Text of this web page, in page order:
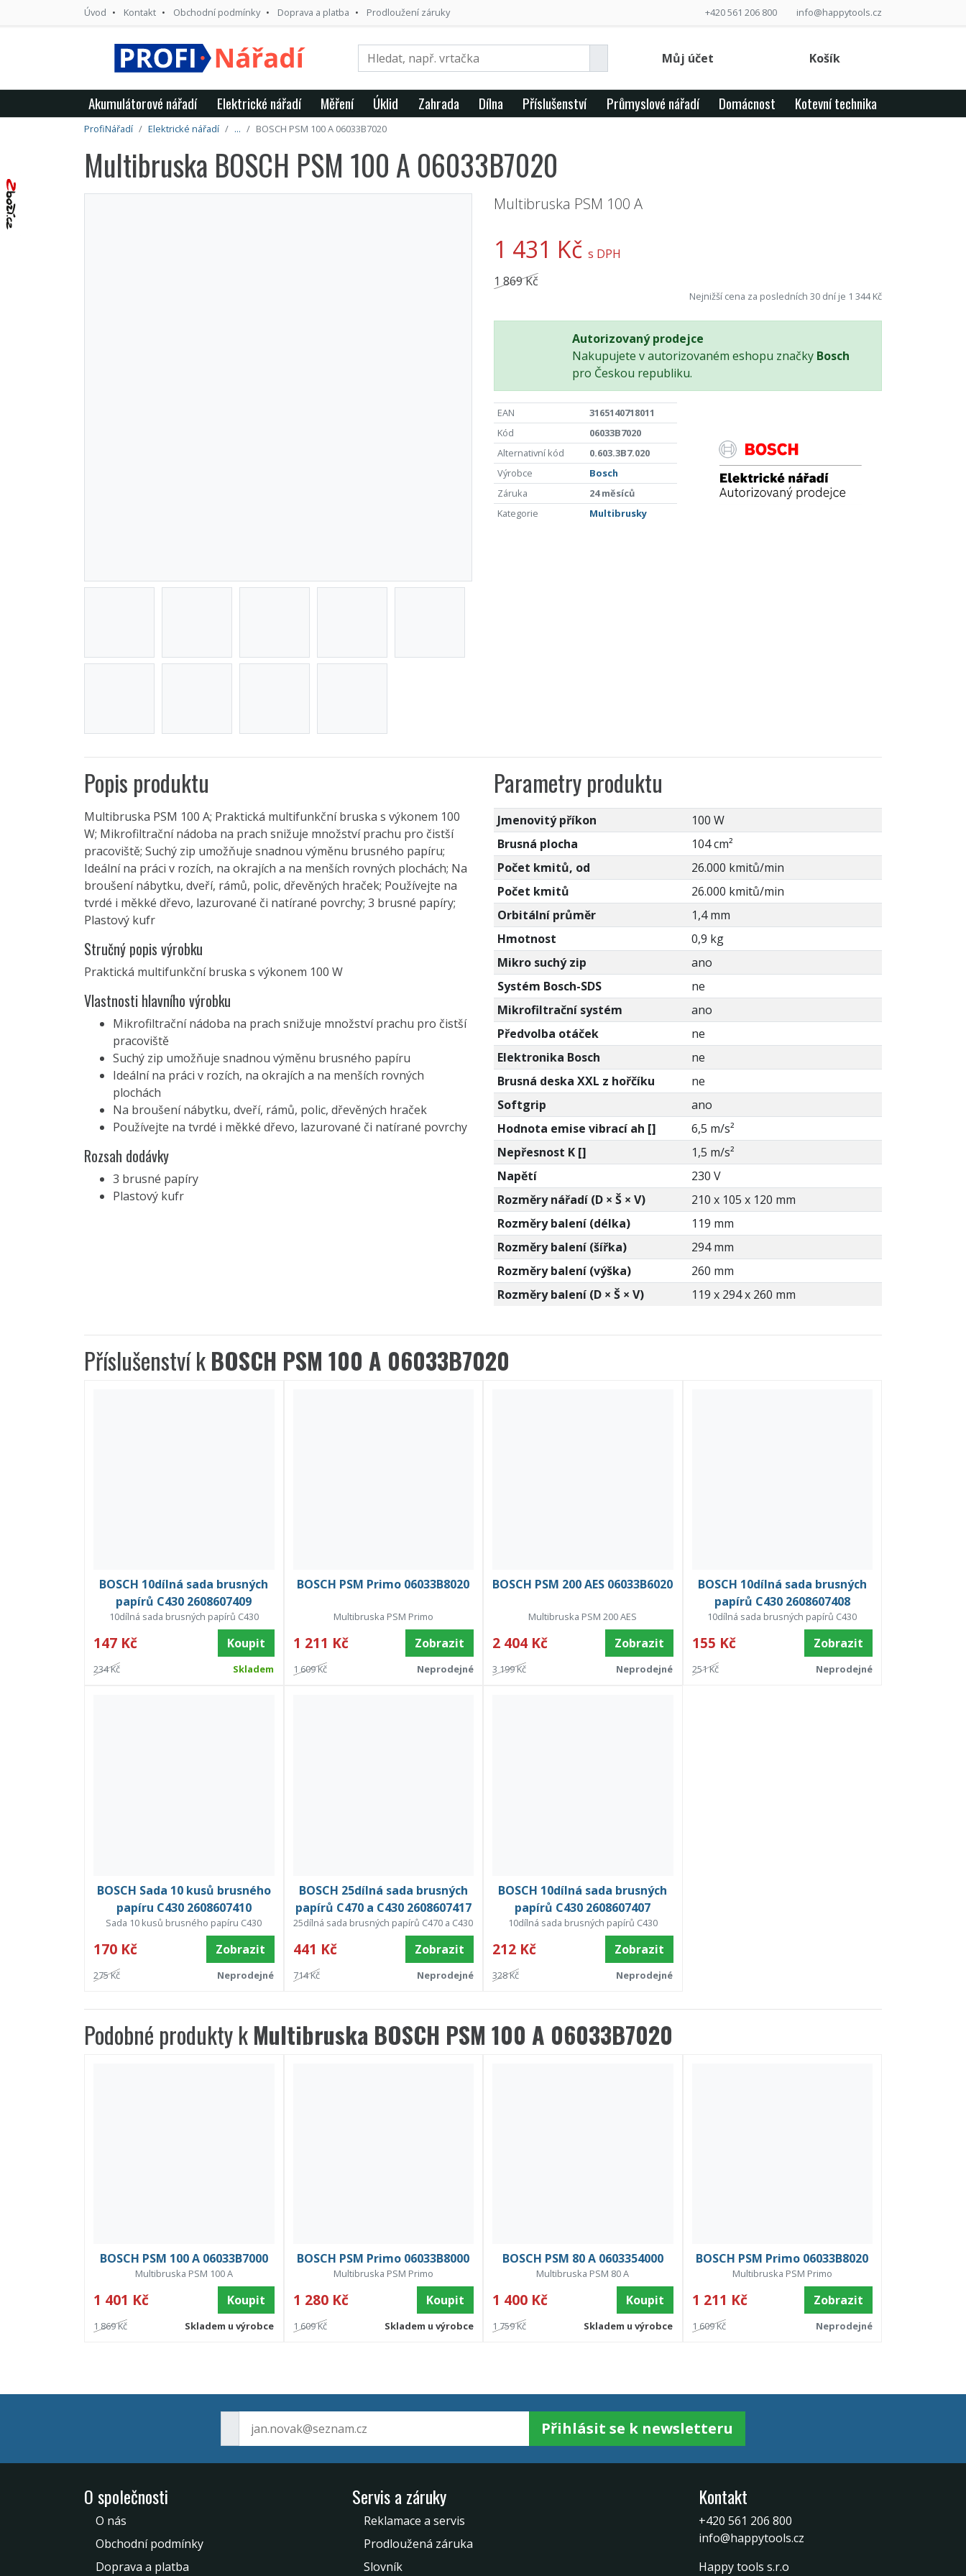
Úvod Kontakt Obchodní podmínky Doprava a platba Prodloužení záruky +420 561 206 800 info@happytools.cz
Můj účet Košík
Akumulátorové nářadí Elektrické nářadí Měření Úklid Zahrada Dílna Příslušenství Průmyslové nářadí Domácnost Kotevní technika
ProfiNářadí Elektrické nářadí ... BOSCH PSM 100 A 06033B7020
Multibruska BOSCH PSM 100 A 06033B7020
Multibruska PSM 100 A
1 431 Kč s DPH
1 869 Kč
Nejnižší cena za posledních 30 dní je 1 344 Kč
Autorizovaný prodejce
Nakupujete v autorizovaném eshopu značky Bosch
pro Českou republiku.
EAN
3165140718011
Kód
06033B7020
Alternativní kód
0.603.3B7.020
Výrobce
Bosch
Záruka
24 měsíců
Kategorie
Multibrusky
Popis produktu
Multibruska PSM 100 A; Praktická multifunkční bruska s výkonem 100
W; Mikrofiltrační nádoba na prach snižuje množství prachu pro čistší
pracoviště; Suchý zip umožňuje snadnou výměnu brusného papíru;
Ideální na práci v rozích, na okrajích a na menších rovných plochách; Na
broušení nábytku, dveří, rámů, polic, dřevěných hraček; Používejte na
tvrdé i měkké dřevo, lazurované či natírané povrchy; 3 brusné papíry;
Plastový kufr
Stručný popis výrobku
Praktická multifunkční bruska s výkonem 100 W
Vlastnosti hlavního výrobku
Mikrofiltrační nádoba na prach snižuje množství prachu pro čistší
pracoviště
Suchý zip umožňuje snadnou výměnu brusného papíru
Ideální na práci v rozích, na okrajích a na menších rovných
plochách
Na broušení nábytku, dveří, rámů, polic, dřevěných hraček
Používejte na tvrdé i měkké dřevo, lazurované či natírané povrchy
Rozsah dodávky
3 brusné papíry
Plastový kufr
Parametry produktu
Jmenovitý příkon
100 W
Brusná plocha
104 cm²
Počet kmitů, od
26.000 kmitů/min
Počet kmitů
26.000 kmitů/min
Orbitální průměr
1,4 mm
Hmotnost
0,9 kg
Mikro suchý zip
ano
Systém Bosch-SDS
ne
Mikrofiltrační systém
ano
Předvolba otáček
ne
Elektronika Bosch
ne
Brusná deska XXL z hořčíku
ne
Softgrip
ano
Hodnota emise vibrací ah []
6,5 m/s²
Nepřesnost K []
1,5 m/s²
Napětí
230 V
Rozměry nářadí (D × Š × V)
210 x 105 x 120 mm
Rozměry balení (délka)
119 mm
Rozměry balení (šířka)
294 mm
Rozměry balení (výška)
260 mm
Rozměry balení (D × Š × V)
119 x 294 x 260 mm
Příslušenství kBOSCH PSM 100 A 06033B7020
BOSCH 10dílná sada brusných
papírů C430 2608607409
10dílná sada brusných papírů C430
147 Kč Koupit
234 Kč Skladem
BOSCH PSM Primo 06033B8020
Multibruska PSM Primo
1 211 Kč Zobrazit
1 609 Kč Neprodejné
BOSCH PSM 200 AES 06033B6020
Multibruska PSM 200 AES
2 404 Kč Zobrazit
3 199 Kč Neprodejné
BOSCH 10dílná sada brusných
papírů C430 2608607408
10dílná sada brusných papírů C430
155 Kč Zobrazit
251 Kč Neprodejné
BOSCH Sada 10 kusů brusného
papíru C430 2608607410
Sada 10 kusů brusného papíru C430
170 Kč Zobrazit
275 Kč Neprodejné
BOSCH 25dílná sada brusných
papírů C470 a C430 2608607417
25dílná sada brusných papírů C470 a C430
441 Kč Zobrazit
714 Kč Neprodejné
BOSCH 10dílná sada brusných
papírů C430 2608607407
10dílná sada brusných papírů C430
212 Kč Zobrazit
328 Kč Neprodejné
Podobné produkty kMultibruska BOSCH PSM 100 A 06033B7020
BOSCH PSM 100 A 06033B7000
Multibruska PSM 100 A
1 401 Kč Koupit
1 869 Kč Skladem u výrobce
BOSCH PSM Primo 06033B8000
Multibruska PSM Primo
1 280 Kč Koupit
1 609 Kč Skladem u výrobce
BOSCH PSM 80 A 0603354000
Multibruska PSM 80 A
1 400 Kč Koupit
1 759 Kč Skladem u výrobce
BOSCH PSM Primo 06033B8020
Multibruska PSM Primo
1 211 Kč Zobrazit
1 609 Kč Neprodejné
Přihlásit se k newsletteru
O společnosti
O nás
Obchodní podmínky
Doprava a platba
Servis a záruky
Reklamace a servis
Prodloužená záruka
Slovník
Kontakt
+420 561 206 800
info@happytools.cz
Happy tools s.r.o